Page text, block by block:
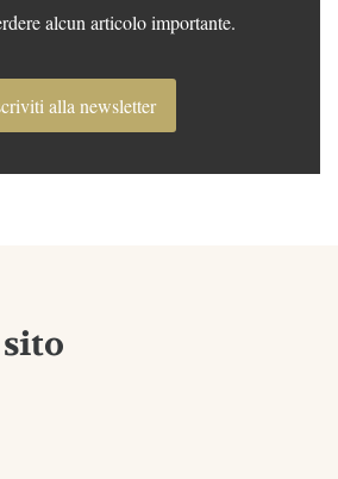
alcun articolo importante.
alla newsletter